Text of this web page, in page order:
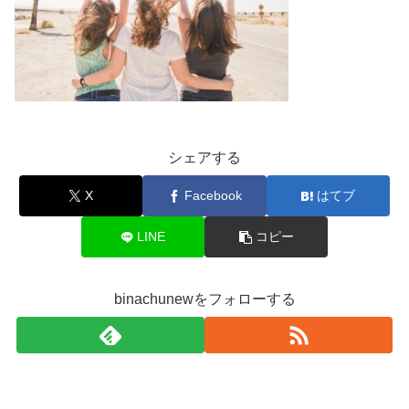
シェアする
X Facebook はてブ
LINE コピー
binachunewをフォローする